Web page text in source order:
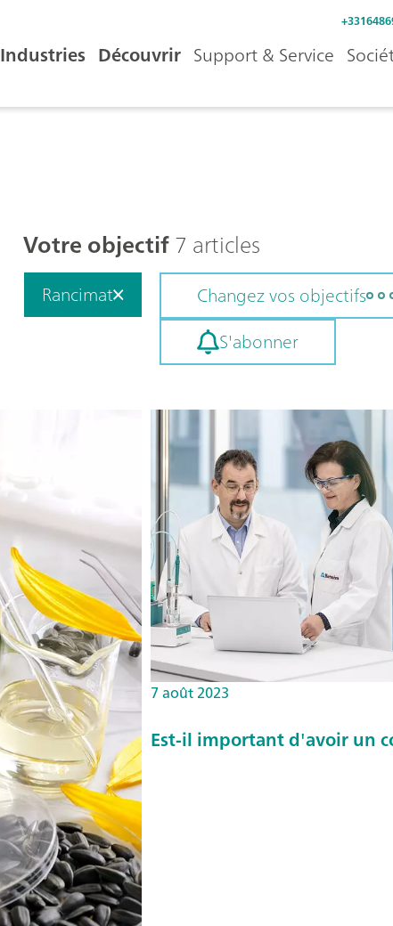
Industries Découvrir Support & Service
Votre objectif7 articles
Rancimat Changez vos objectifs
S'abonner
7 août 2023
Est-il important d'avoir un